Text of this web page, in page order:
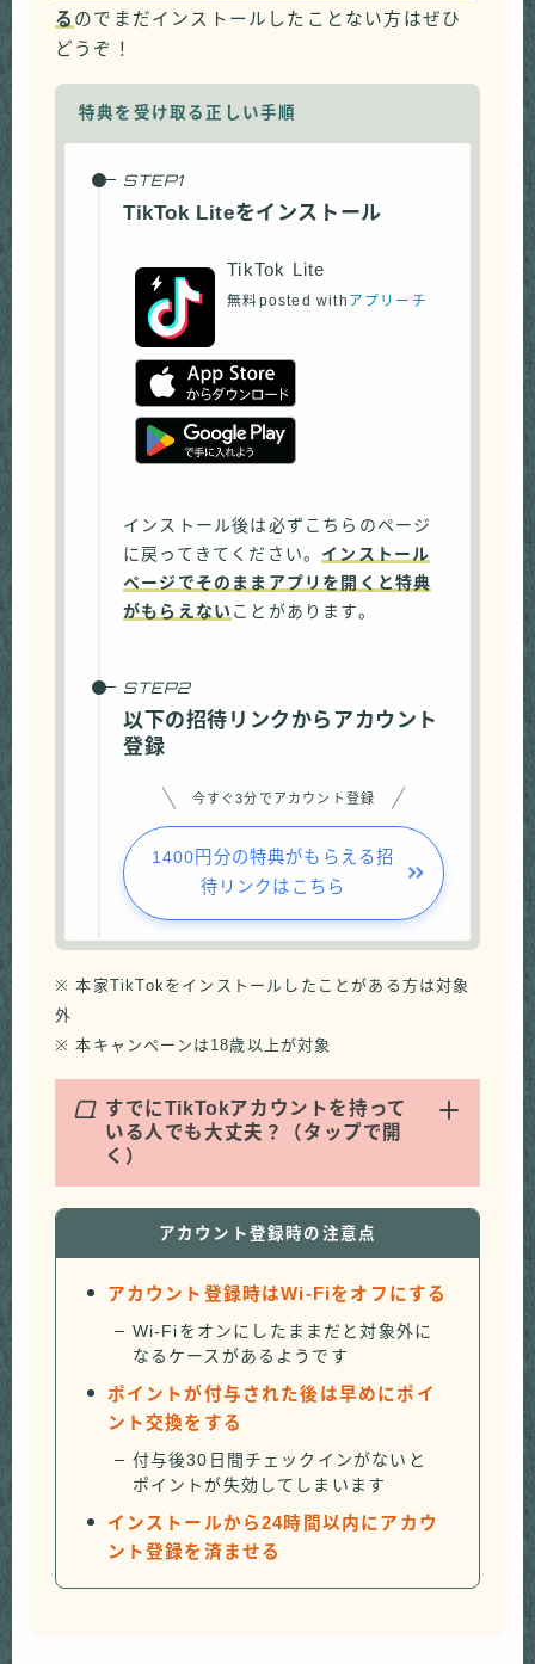
る のでまだインストールしたことない方はぜひ
どうぞ！
特典を受け取る正しい手順
TikTok Liteをインストール
TikTok Lite
無料posted with アプリーチ
インストール後は必ずこちらのページ
に戻ってきてください。 インストール
ページでそのままアプリを開くと特典
がもらえない ことがあります。
以下の招待リンクからアカウント
登録
今すぐ3分でアカウント登録
1400円分の特典がもらえる招
待リンクはこちら
※ 本家TikTokをインストールしたことがある方は対象
外
※ 本キャンペーンは18歳以上が対象
Q すでにTikTokアカウントを持って
いる人でも大丈夫？（タップで開
く）
アカウント登録時の注意点
アカウント登録時はWi-Fiをオフにする
Wi-Fiをオンにしたままだと対象外に
なるケースがあるようです
ポイントが付与された後は早めにポイ
ント交換をする
付与後30日間チェックインがないと
ポイントが失効してしまいます
インストールから24時間以内にアカウ
ント登録を済ませる